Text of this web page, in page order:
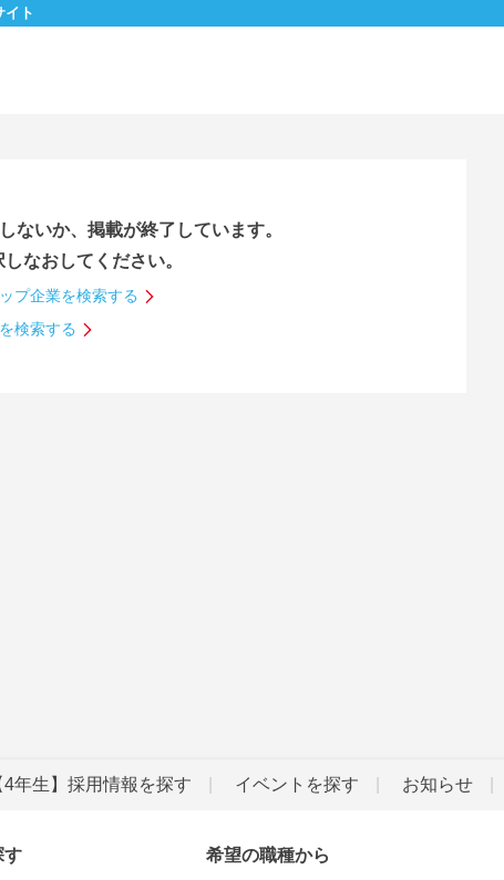
イト
ないか、掲載が終了しています。
なおしてください。
プ企業を検索する
検索する
4年生】採用情報を探す イベントを探す お知らせ
す
希望の職種から